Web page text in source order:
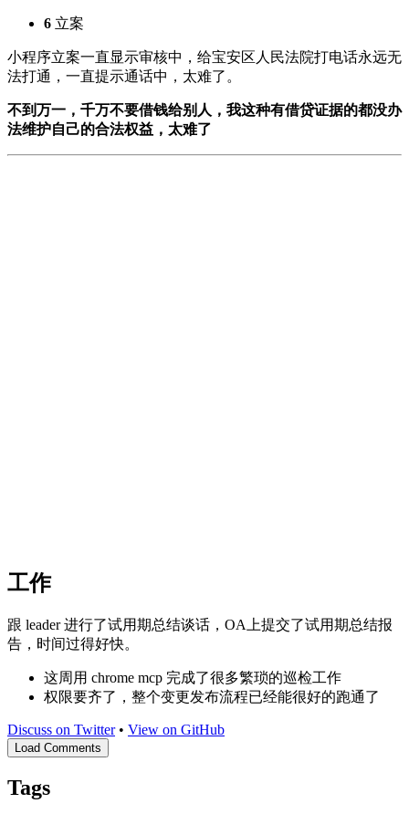
6 立案
小程序立案一直显示审核中，给宝安区人民法院打电话永远无
法打通，一直提示通话中，太难了。
不到万一，千万不要借钱给别人，我这种有借贷证据的都没办
法维护自己的合法权益，太难了
工作
跟 leader 进行了试用期总结谈话，OA上提交了试用期总结报
告，时间过得好快。
这周用 chrome mcp 完成了很多繁琐的巡检工作
权限要齐了，整个变更发布流程已经能很好的跑通了
Discuss on Twitter• View on GitHub
Load Comments
Tags